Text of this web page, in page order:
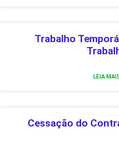
Trabalho
LEIA
Cessação do